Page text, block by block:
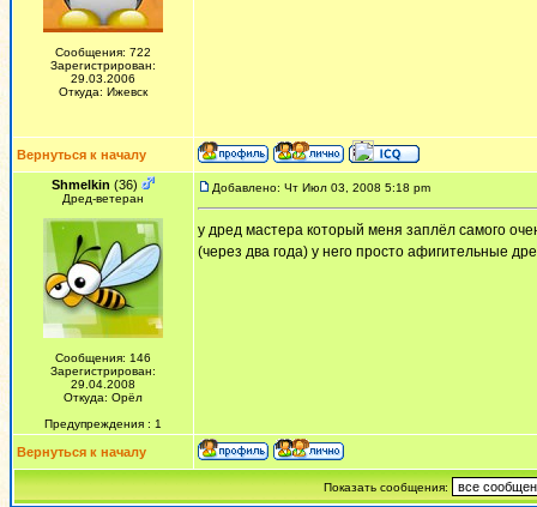
Сообщения: 722
Зарегистрирован:
29.03.2006
Откуда: Ижевск
Вернуться к началу
Shmelkin (36)
Дред-ветеран
Сообщения: 146
Зарегистрирован:
29.04.2008
Откуда: Орёл
Предупреждения : 1
Добавлено: Чт Июл 03, 2008 5:18 pm
у дред мастера который меня заплёл самого
(через два года) у него просто афигительные
Вернуться к началу
Показать сообщения: